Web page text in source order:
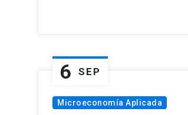
6 SEP
Microeconomía Aplicada